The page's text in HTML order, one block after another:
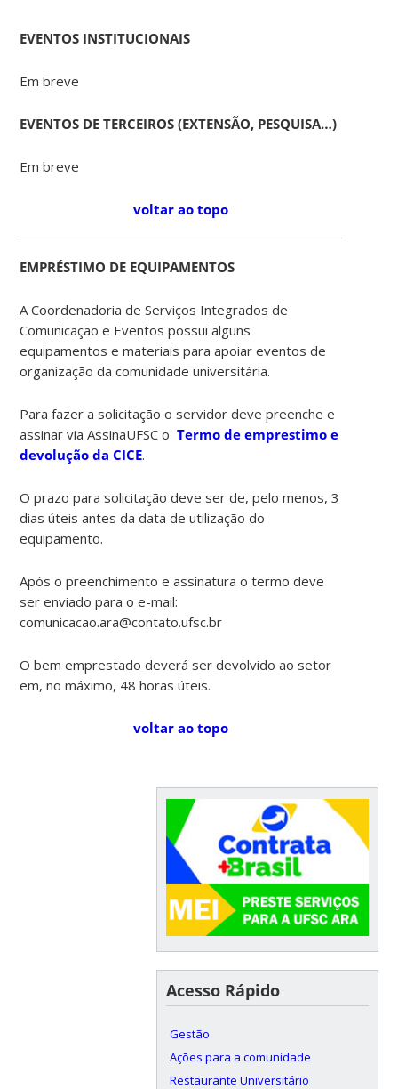
EVENTOS INSTITUCIONAIS
Em breve
EVENTOS DE TERCEIROS (EXTENSÃO, PESQUISA…)
Em breve
voltar ao topo
EMPRÉSTIMO DE EQUIPAMENTOS
A Coordenadoria de Serviços Integrados de
Comunicação e Eventos possui alguns
equipamentos e materiais para apoiar eventos de
organização da comunidade universitária.
Para fazer a solicitação o servidor deve preenche e
assinar via AssinaUFSC oTermo de emprestimo e
devolução da CICE.
O prazo para solicitação deve ser de, pelo menos, 3
dias úteis antes da data de utilização do
equipamento.
Após o preenchimento e assinatura o termo deve
ser enviado para o e-mail:
comunicacao.ara@contato.ufsc.br
O bem emprestado deverá ser devolvido ao setor
em, no máximo, 48 horas úteis.
voltar ao topo
Acesso Rápido
Gestão
Ações para a comunidade
Restaurante Universitário